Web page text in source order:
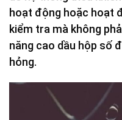
hoạt động hoặc hoạt
kiểm tra mà không
năng cao dầu hộp số
hỏng.